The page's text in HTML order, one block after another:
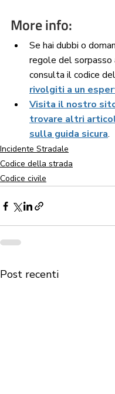
More info:
Se hai dubbi o
regole del sorpasso
consulta il codice
rivolgiti a un
Visita il nostro
trovare altri
sulla guida sicura.
Incidente Stradale
Codice della strada
Codice civile
Post recenti